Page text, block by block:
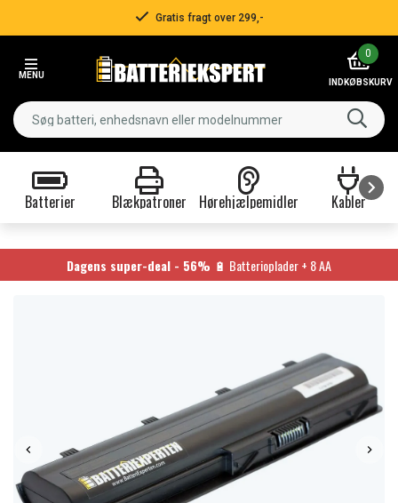
Gratis fragt over 299,-
MENU
0
INDKØBSKURV
Batterier Blækpatroner Hørehjælpemidler Kabler
9
Dagens super-deal - 56% 🔋 Batterioplader + 8 AA